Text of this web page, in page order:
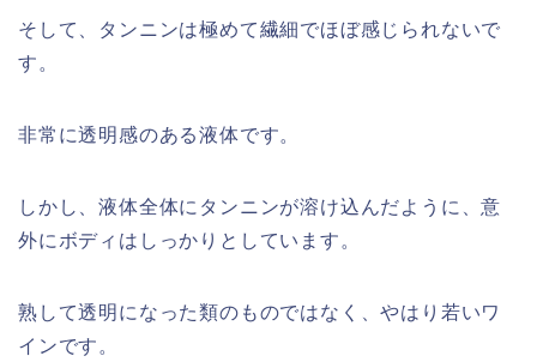
そして、タンニンは極めて繊細でほぼ感じられないで
す。
非常に透明感のある液体です。
しかし、液体全体にタンニンが溶け込んだように、意
外にボディはしっかりとしています。
熟して透明になった類のものではなく、やはり若いワ
インです。